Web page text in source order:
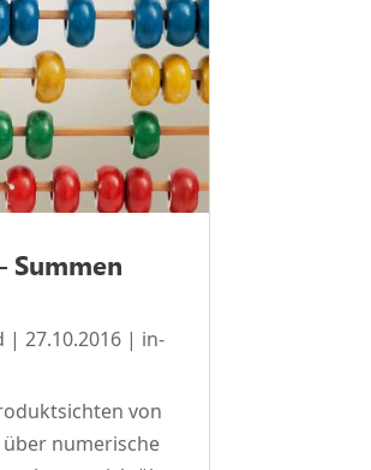
Summen
|27.10.2016 | in-
von
über numerische